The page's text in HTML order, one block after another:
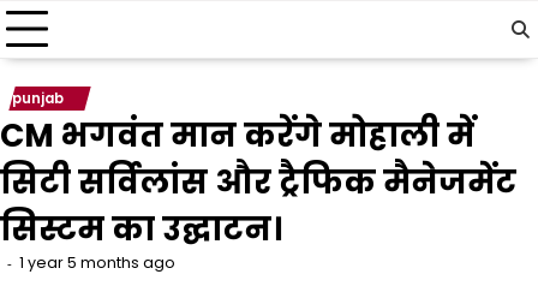
punjab
CM भगवंत मान करेंगे मोहाली में
सिटी सर्विलांस और ट्रैफिक मैनेजमेंट
सिस्टम का उद्घाटन।
1 year 5 months ago